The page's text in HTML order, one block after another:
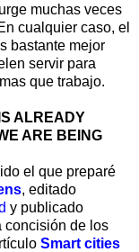
muchas veces
cualquier caso, el
bastante mejor
servir para
que trabajo.
ALREADY
ARE BEING
el que preparé
, editado
y publicado
concisión de los
Smart cities